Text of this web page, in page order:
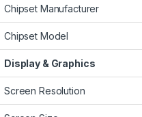
Chipset Manufacturer
Chipset Model
Display & Graphics
Screen Resolution